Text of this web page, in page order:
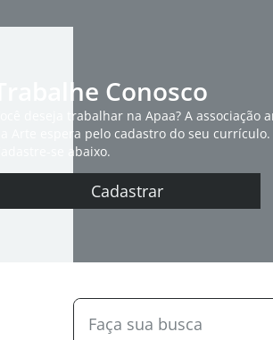
Trabalhe Conosco
Você deseja trabalhar na Apaa? A associação
da Arte espera pelo cadastro do seu currículo.
Cadastre-se abaixo.
Cadastrar